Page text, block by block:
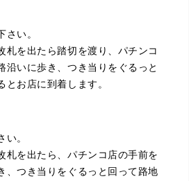
利用しましたが、とても親切丁寧
よらない価格をいただきました。
ました。また機会があれば利用し
い。
札を出たら踏切を渡り、パチンコ
沿いに歩き、つき当りをぐるっと
お店に到着します。
。
札を出たら、パチンコ店の手前を
、つき当りをぐるっと回って路地